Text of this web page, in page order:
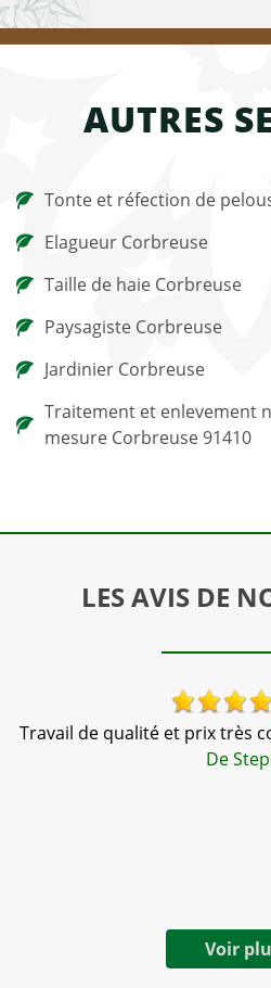
AUTRES
Tonte et réfection de
Elagueur Corbreuse
Taille de haie Corbreuse
Paysagiste Corbreuse
Jardinier Corbreuse
Traitement et enlevement
mesure Corbreuse 91410
LES AVIS DE
Travail de qualité et prix très
De
Voir